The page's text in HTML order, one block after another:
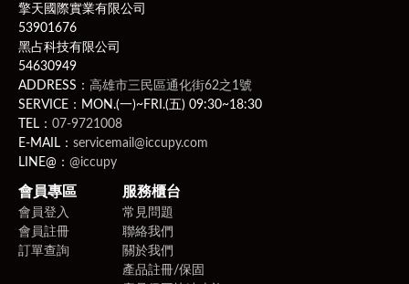
PS此商品為客製化商品：客製化商品並無7日無條件退貨
的權利。除非商品有瑕疵，否則應履行契約，若不取貨付
款則可能有違約問題，而賣家可就運費、商品價金向買家
提出民事訴訟。
相關問題請洽客服聯繫LINE ID：@iccupy
購人之以下四樣購買相關證明（訂購編號、訂購人姓名、
電話、電子發票）。
2、新品瑕疵、運送瑕疵和非人為損壞者，收到商品次日
起算七天（含例假日）內提出，可免費更換新品。
擎天國際實業有限公司
53901676
黑占科技有限公司
54630949
ADDRESS： 高雄市三民區通化街62之1號
SERVICE：MON.(一)~FRI.(五) 09:30~18:30
TEL： 07-9721008
E-MAIL： servicemail@iccupy.com
LINE@： @iccupy
會員專區
會員登入
會員註冊
訂單查詢
服務櫃台
常見問題
聯絡我們
關於我們
產品註冊/保固